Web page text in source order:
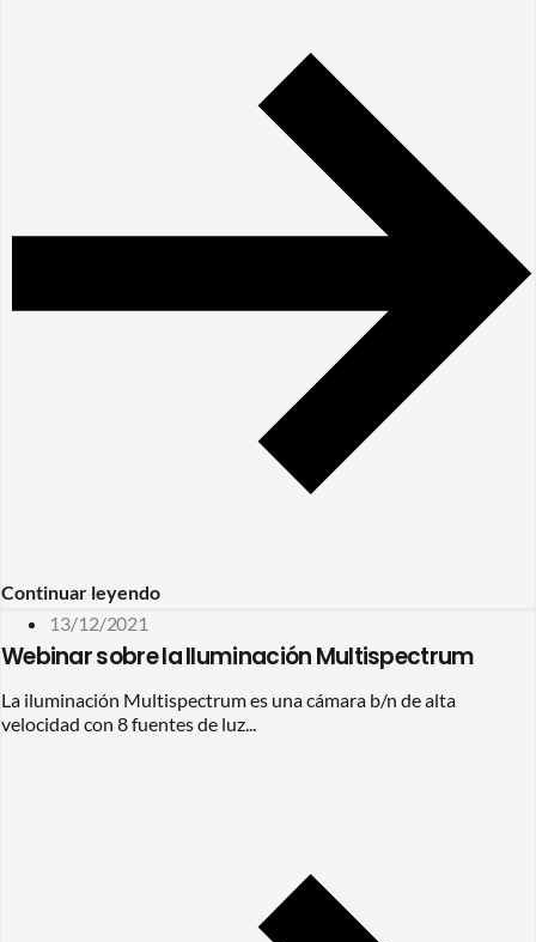
Continuar leyendo
13/12/2021
Webinar sobre la Iluminación Multispectrum
La iluminación Multispectrum es una cámara b/n de alta
velocidad con 8 fuentes de luz...